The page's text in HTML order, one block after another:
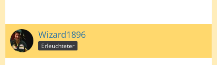
Wizard1896
Erleuchteter